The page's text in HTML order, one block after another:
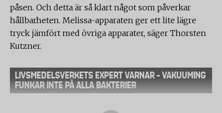
påsen. Och detta är så klart något som påverkar
hållbarheten. Melissa-apparaten ger ett lite lägre
tryck jämfört med övriga apparater, säger Thorsten
Kutzner.
LIVSMEDELSVERKETS EXPERT VARNAR – VAKUUMING
FUNKAR INTE PÅ ALLA BAKTERIER